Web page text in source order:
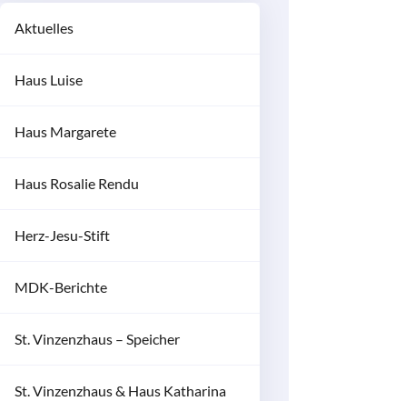
Aktuelles
Haus Luise
Haus Margarete
Haus Rosalie Rendu
Herz-Jesu-Stift
MDK-Berichte
St. Vinzenzhaus – Speicher
St. Vinzenzhaus & Haus Katharina